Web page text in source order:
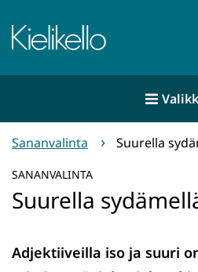
sisältöön
Etusivu
Sananvalinta Suurella
SANANVALINTA
Suurella
Adjektiiveilla iso ja suuri